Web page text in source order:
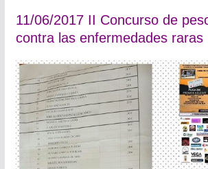
11/06/2017 II Concurso de
contra las enfermedades raras